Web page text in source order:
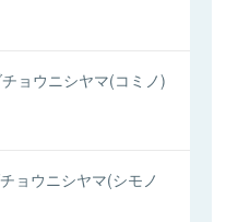
ョウニシヤマ(コミノ)
ョウニシヤマ(シモノ